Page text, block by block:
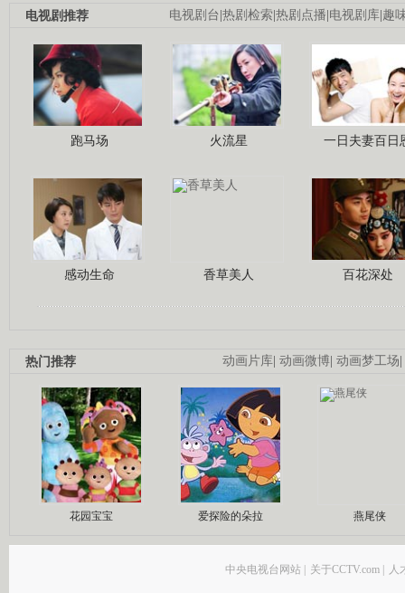
电视剧台|热剧检索|热剧点播|电视剧库|趣
电视剧推荐
跑马场 火流星 一日夫妻百日
感动生命 香草美人 百花深处
动画片库| 动画微博| 动画梦工场|
热门推荐
花园宝宝 爱探险的朵拉 燕尾侠
中央电视台网站 | 关于CCTV.com | 人